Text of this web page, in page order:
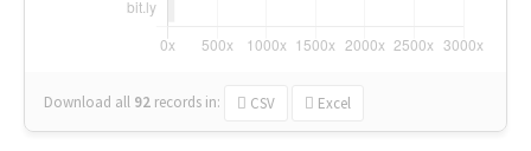
Download all 92 records in: CSV Excel